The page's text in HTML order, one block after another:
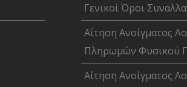
Γενικοί Όροι
Αίτηση Ανοίγματος
Πληρωμών Φυσικού
Αίτηση Ανοίγματος